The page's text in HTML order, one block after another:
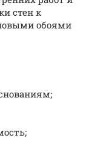
стен к
обоями